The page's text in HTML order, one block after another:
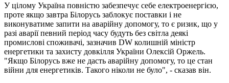
У цілому Україна повністю забезпечує себе електроенергією,
проте якщо завтра Білорусь заблокує поставки і не
виконуватиме запити на аварійну допомогу, то є ризик, що у
разі аварії певний період часу будуть без світла деякі
промислові споживачі, зазначив DW колишній міністр
енергетики та захисту довкілля України Олексій Оржель.
"Якщо Білорусь вже не дасть аварійну допомогу, то це стан
війни для енергетиків. Такого ніколи не було", - сказав він.